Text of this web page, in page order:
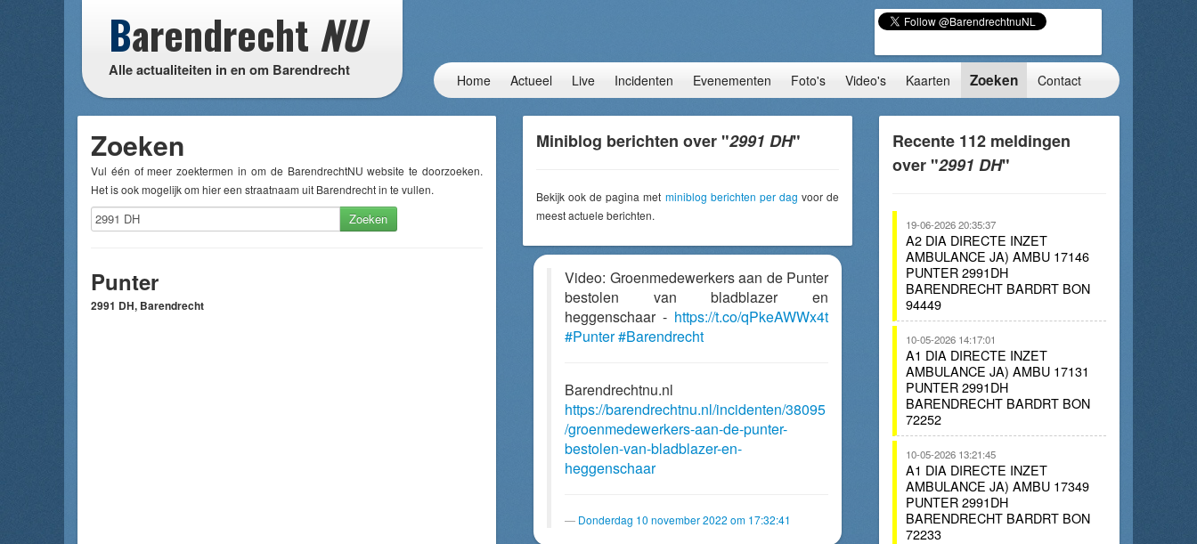
Barendrecht NU
Alle actualiteiten in en om Barendrecht
Home Actueel Live Incidenten Evenementen Foto's Video's Kaarten Zoeken Contact
Zoeken
Vul één of meer zoektermen in om de BarendrechtNU website te doorzoeken.
Het is ook mogelijk om hier een straatnaam uit Barendrecht in te vullen.
Zoeken
Punter
2991 DH, Barendrecht
Miniblog berichten over "2991 DH"
Bekijk ook de pagina met miniblog berichten per dag voor de
meest actuele berichten.
Video: Groenmedewerkers aan de Punter
bestolen van bladblazer en
heggenschaar - https://t.co/qPkeAWWx4t
#Punter#Barendrecht
Barendrechtnu.nl
https://barendrechtnu.nl/incidenten/38095
/groenmedewerkers-aan-de-punter-
bestolen-van-bladblazer-en-
heggenschaar
Donderdag 10 november 2022 om 17:32:41
Recente 112 meldingen
over "2991 DH"
19-06-2026 20:35:37
A2 DIA DIRECTE INZET
AMBULANCE JA) AMBU 17146
PUNTER 2991DH
BARENDRECHT BARDRT BON
94449
10-05-2026 14:17:01
A1 DIA DIRECTE INZET
AMBULANCE JA) AMBU 17131
PUNTER 2991DH
BARENDRECHT BARDRT BON
72252
10-05-2026 13:21:45
A1 DIA DIRECTE INZET
AMBULANCE JA) AMBU 17349
PUNTER 2991DH
BARENDRECHT BARDRT BON
72233